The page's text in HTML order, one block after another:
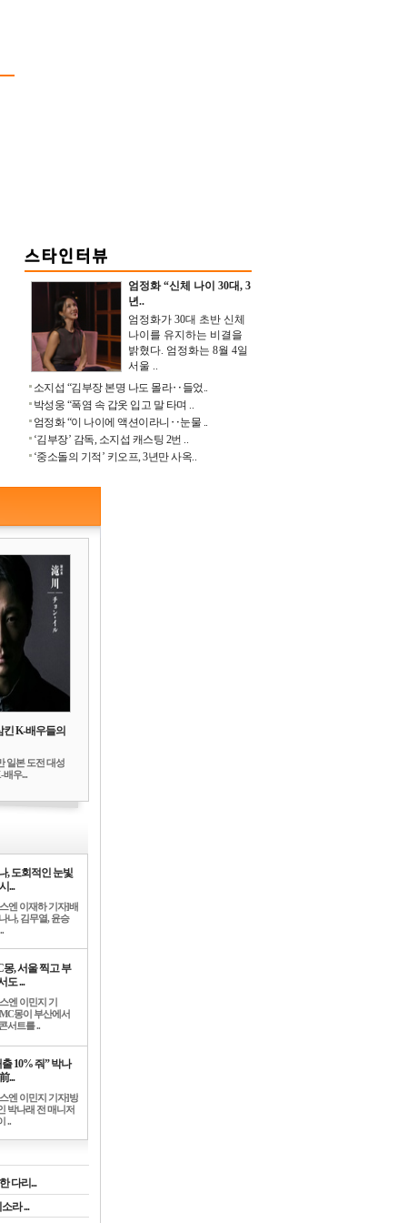
엄정화 “신체 나이 30대, 3
년..
엄정화가 30대 초반 신체
나이를 유지하는 비결을
밝혔다. 엄정화는 8월 4일
서울 ..
소지섭 “김부장 본명 나도 몰라‥들었..
박성웅 “폭염 속 갑옷 입고 말 타며 ..
엄정화 “이 나이에 액션이라니‥눈물 ..
‘김부장’ 감독, 소지섭 캐스팅 2번 ..
‘중소돌의 기적’ 키오프, 3년만 사옥..
킨 K-배우들의
일본 도전 대성
우...
, 도회적인 눈빛
...
엔 이재하 기자]배
나, 김무열, 윤승
, 서울 찍고 부
도 ...
엔 이민지 기
몽이 부산에서
서트를 ..
10% 줘” 박나
...
엔 이민지 기자]방
박나래 전 매니저
..
다리...
라 ...